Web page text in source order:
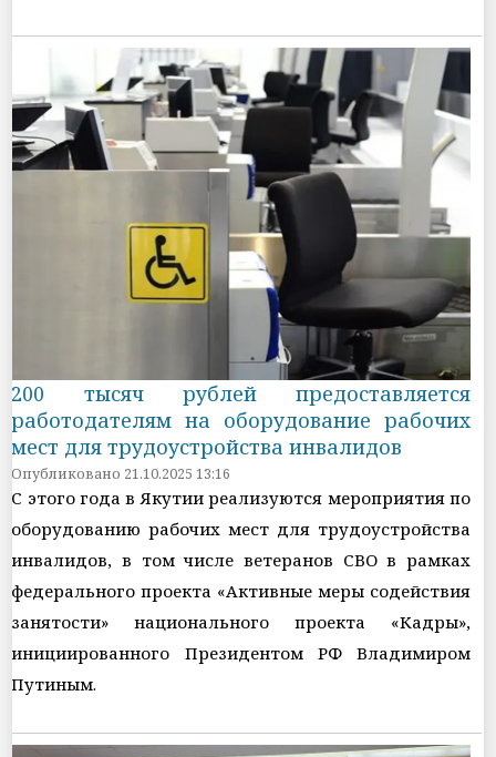
200 тысяч рублей предоставляется
работодателям на оборудование рабочих
мест для трудоустройства инвалидов
Опубликовано 21.10.2025 13:16
С этого года в Якутии реализуются мероприятия по
оборудованию рабочих мест для трудоустройства
инвалидов, в том числе ветеранов СВО в рамках
федерального проекта «Активные меры содействия
занятости» национального проекта «Кадры»,
инициированного Президентом РФ Владимиром
Путиным.